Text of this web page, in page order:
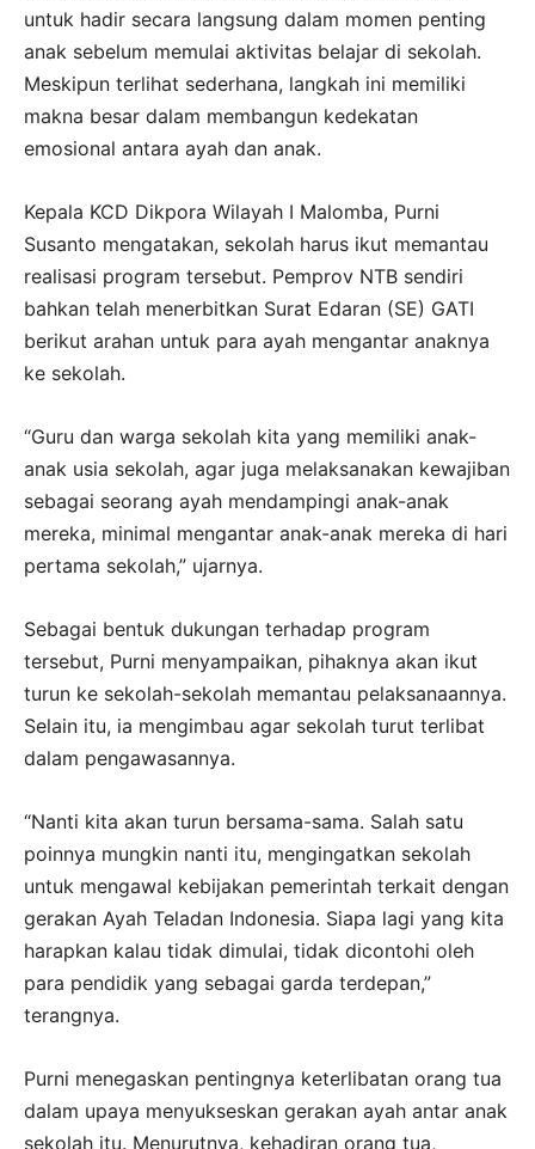
untuk hadir secara langsung dalam momen penting
anak sebelum memulai aktivitas belajar di sekolah.
Meskipun terlihat sederhana, langkah ini memiliki
makna besar dalam membangun kedekatan
emosional antara ayah dan anak.
Kepala KCD Dikpora Wilayah I Malomba, Purni
Susanto mengatakan, sekolah harus ikut memantau
realisasi program tersebut. Pemprov NTB sendiri
bahkan telah menerbitkan Surat Edaran (SE) GATI
berikut arahan untuk para ayah mengantar anaknya
ke sekolah.
“Guru dan warga sekolah kita yang memiliki anak-
anak usia sekolah, agar juga melaksanakan kewajiban
sebagai seorang ayah mendampingi anak-anak
mereka, minimal mengantar anak-anak mereka di hari
pertama sekolah,” ujarnya.
Sebagai bentuk dukungan terhadap program
tersebut, Purni menyampaikan, pihaknya akan ikut
turun ke sekolah-sekolah memantau pelaksanaannya.
Selain itu, ia mengimbau agar sekolah turut terlibat
dalam pengawasannya.
“Nanti kita akan turun bersama-sama. Salah satu
poinnya mungkin nanti itu, mengingatkan sekolah
untuk mengawal kebijakan pemerintah terkait dengan
gerakan Ayah Teladan Indonesia. Siapa lagi yang kita
harapkan kalau tidak dimulai, tidak dicontohi oleh
para pendidik yang sebagai garda terdepan,”
terangnya.
Purni menegaskan pentingnya keterlibatan orang tua
dalam upaya menyukseskan gerakan ayah antar anak
sekolah itu. Menurutnya, kehadiran orang tua,